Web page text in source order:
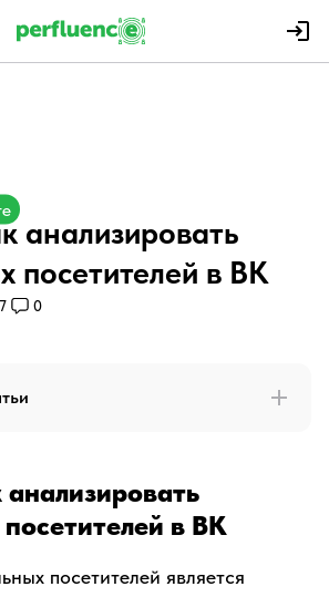
анализировать
посетителей в ВК
0
в ВК
посетителей является